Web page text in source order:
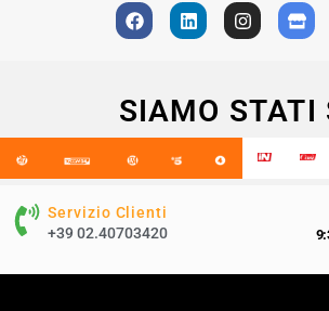
SIAMO STATI
Servizio Clienti
+39 02.40703420